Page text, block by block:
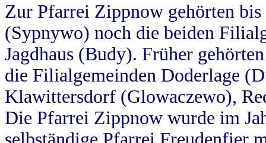
Zur Pfarrei Zippnow gehörten
(Sypnywo) noch die beiden
Jagdhaus (Budy). Früher
die Filialgemeinden Doderlage
Klawittersdorf (Glowaczewo),
Die Pfarrei Zippnow wurde im